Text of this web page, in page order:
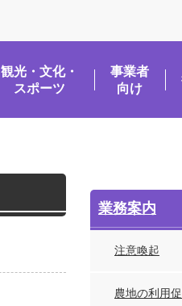
観光・文化・
スポーツ
事業者
向け
業務案内
注意喚起
農地の利用